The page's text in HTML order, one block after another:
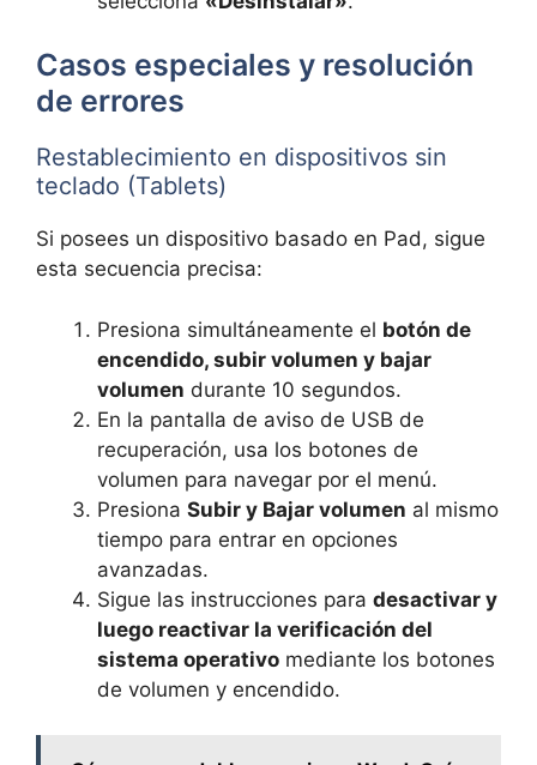
Casos especiales y resolución
de errores
Restablecimiento en dispositivos sin
teclado (Tablets)
Si posees un dispositivo basado en Pad, sigue
esta secuencia precisa:
Presiona simultáneamente el botón de
encendido, subir volumen y bajar
volumen durante 10 segundos.
En la pantalla de aviso de USB de
recuperación, usa los botones de
volumen para navegar por el menú.
Presiona Subir y Bajar volumen al mismo
tiempo para entrar en opciones
avanzadas.
Sigue las instrucciones para desactivar y
luego reactivar la verificación del
sistema operativo mediante los botones
de volumen y encendido.